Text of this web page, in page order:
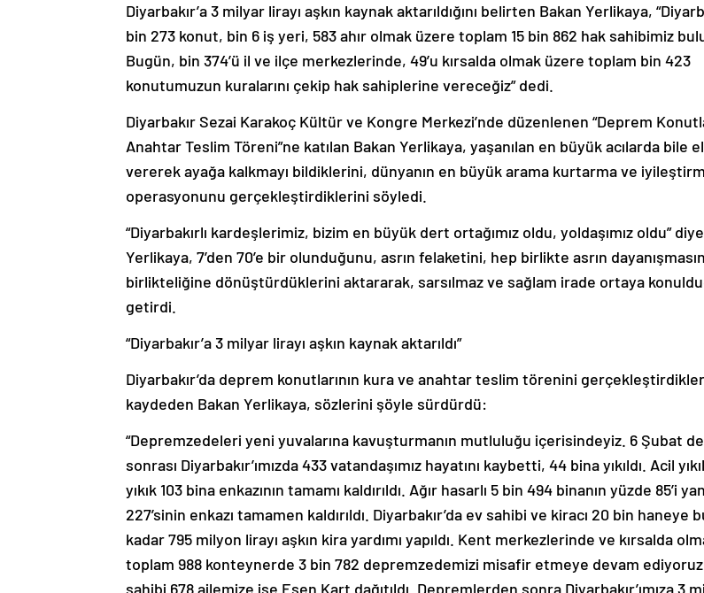
Diyarbakır’a 3 milyar lirayı aşkın kaynak aktarıldığını belirten Bakan Yerlikaya,
bin 273 konut, bin 6 iş yeri, 583 ahır olmak üzere toplam 15 bin 862 hak sahibimiz
Bugün, bin 374’ü il ve ilçe merkezlerinde, 49’u kırsalda olmak üzere toplam bin 423
konutumuzun kuralarını çekip hak sahiplerine vereceğiz” dedi.
Diyarbakır Sezai Karakoç Kültür ve Kongre Merkezi’nde düzenlenen “Deprem
Anahtar Teslim Töreni”ne katılan Bakan Yerlikaya, yaşanılan en büyük acılarda bile
vererek ayağa kalkmayı bildiklerini, dünyanın en büyük arama kurtarma ve
operasyonunu gerçekleştirdiklerini söyledi.
“Diyarbakırlı kardeşlerimiz, bizim en büyük dert ortağımız oldu, yoldaşımız oldu”
Yerlikaya, 7’den 70’e bir olunduğunu, asrın felaketini, hep birlikte asrın
birlikteliğine dönüştürdüklerini aktararak, sarsılmaz ve sağlam irade ortaya
getirdi.
“Diyarbakır’a 3 milyar lirayı aşkın kaynak aktarıldı”
Diyarbakır’da deprem konutlarının kura ve anahtar teslim törenini
kaydeden Bakan Yerlikaya, sözlerini şöyle sürdürdü:
“Depremzedeleri yeni yuvalarına kavuşturmanın mutluluğu içerisindeyiz. 6 Şubat
sonrası Diyarbakır’ımızda 433 vatandaşımız hayatını kaybetti, 44 bina yıkıldı. Acil
yıkık 103 bina enkazının tamamı kaldırıldı. Ağır hasarlı 5 bin 494 binanın yüzde 85’i
227’sinin enkazı tamamen kaldırıldı. Diyarbakır’da ev sahibi ve kiracı 20 bin haneye
kadar 795 milyon lirayı aşkın kira yardımı yapıldı. Kent merkezlerinde ve kırsalda
toplam 988 konteynerde 3 bin 782 depremzedemizi misafir etmeye devam
sahibi 678 ailemize ise Esen Kart dağıtıldı. Depremlerden sonra Diyarbakır’ımıza 3